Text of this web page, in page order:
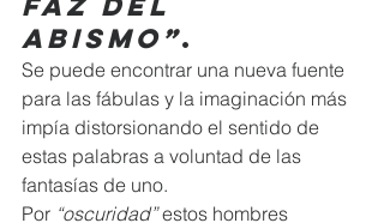
abismo”.
Se puede encontrar una nueva fuente
para las fábulas y la imaginación más
impía distorsionando el sentido de
estas palabras a voluntad de las
fantasías de uno.
Por “oscuridad” estos hombres